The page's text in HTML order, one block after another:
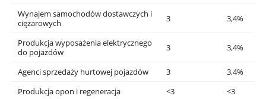
Wynajem samochodów dostawczych i
ciężarowych
3 3,4%
Produkcja wyposażenia elektrycznego
do pojazdów
3 3,4%
Agenci sprzedaży hurtowej pojazdów 3
3,4%
Produkcja opon i regeneracja
<3 <3